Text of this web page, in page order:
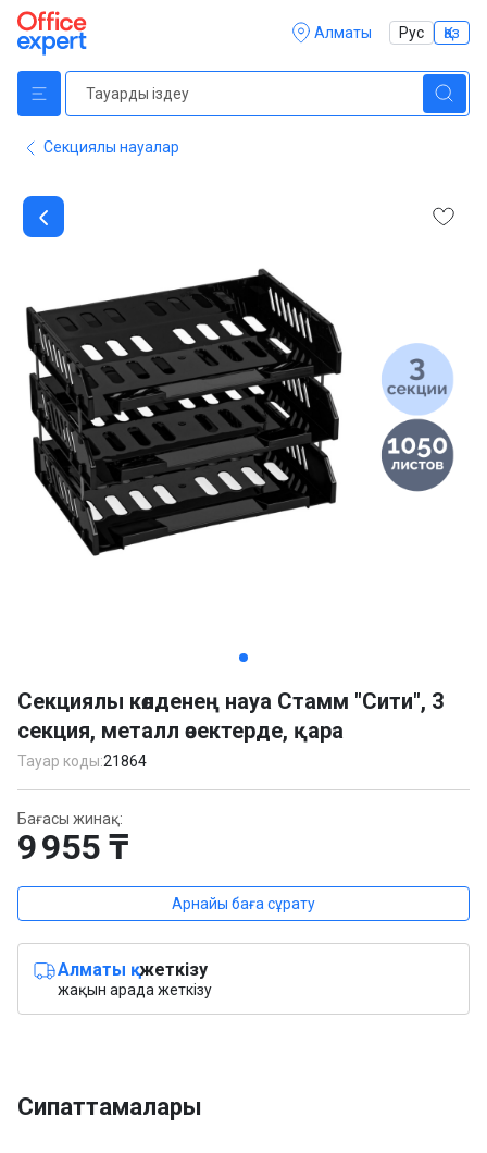
Алматы Рус Қаз
Секциялы науалар
of
5
Секциялы көлденең науа Стамм "Сити", 3
секция, металл өзектерде, қара
Тауар коды:21864
Бағасы жинақ:
9 955 ₸
Арнайы баға сұрату
Алматы қ.жеткізу
жақын арада жеткізу
Сипаттамалары